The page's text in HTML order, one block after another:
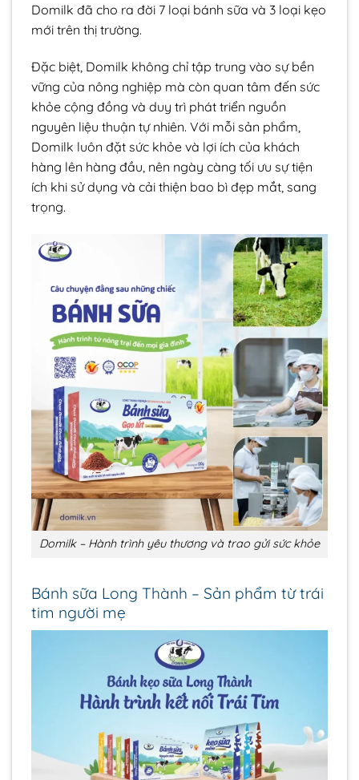
Domilk đã cho ra đời 7 loại bánh sữa và 3 loại kẹo
mới trên thị trường.
Đặc biệt, Domilk không chỉ tập trung vào sự bền
vững của nông nghiệp mà còn quan tâm đến sức
khỏe cộng đồng và duy trì phát triển nguồn
nguyên liệu thuận tự nhiên. Với mỗi sản phẩm,
Domilk luôn đặt sức khỏe và lợi ích của khách
hàng lên hàng đầu, nên ngày càng tối ưu sự tiện
ích khi sử dụng và cải thiện bao bì đẹp mắt, sang
trọng.
Domilk – Hành trình yêu thương và trao gửi sức khỏe
Bánh sữa Long Thành – Sản phẩm từ trái
tim người mẹ